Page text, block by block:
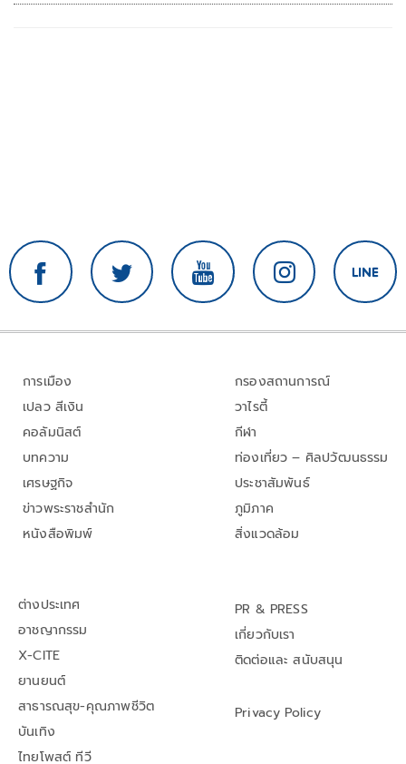
การเมือง
เปลว สีเงิน
คอลัมนิสต์
บทความ
เศรษฐกิจ
ข่าวพระราชสำนัก
หนังสือพิมพ์
กรองสถานการณ์
วาไรตี้
กีฬา
ท่องเที่ยว – ศิลปวัฒนธรรม
ประชาสัมพันธ์
ภูมิภาค
สิ่งแวดล้อม
ต่างประเทศ
อาชญากรรม
X-CITE
ยานยนต์
สาธารณสุข-คุณภาพชีวิต
บันเทิง
ไทยโพสต์ ทีวี
PR & PRESS
เกี่ยวกับเรา
ติดต่อและ สนับสนุน
Privacy Policy